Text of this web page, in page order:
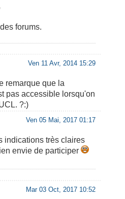
forums.
Ven 11 Avr, 2014 15:29
remarque que la
pas accessible lorsqu'on
?:)
Ven 05 Mai, 2017 01:17
indications très claires
envie de participer
Mar 03 Oct, 2017 10:52